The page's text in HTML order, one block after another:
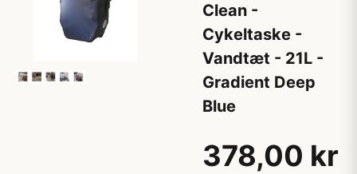
Clean -
Cykeltaske -
Vandtæt - 21L -
Gradient Deep
Blue
378,00 kr